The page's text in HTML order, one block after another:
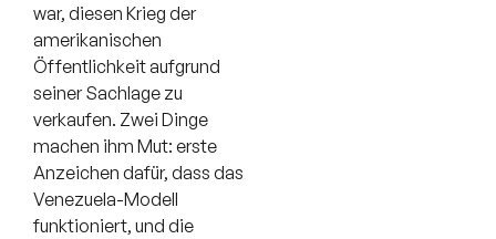
war, diesen Krieg der
amerikanischen
Öffentlichkeit aufgrund
seiner Sachlage zu
verkaufen. Zwei Dinge
machen ihm Mut: erste
Anzeichen dafür, dass das
Venezuela-Modell
funktioniert, und die